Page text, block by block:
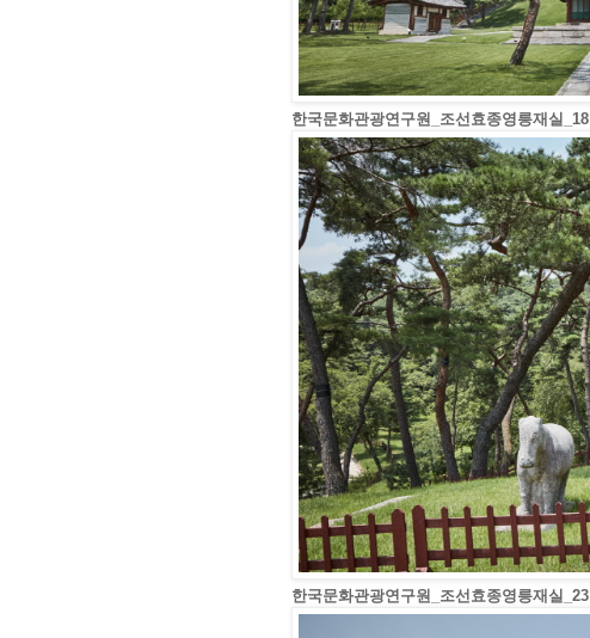
한국문화관광연구원_조선효종영릉재실_18
한국문화관광연구원_조선효종영릉재실_23